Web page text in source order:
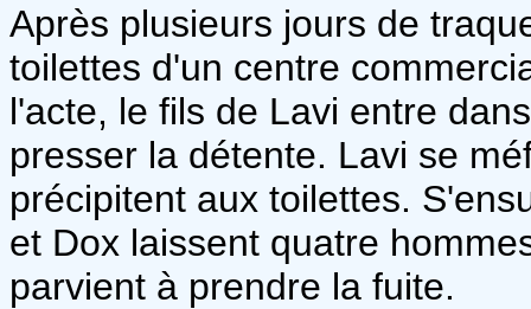
Après plusieurs jours de
toilettes d'un centre
l'acte, le fils de Lavi entre
presser la détente. Lavi se
précipitent aux toilettes.
et Dox laissent quatre
parvient à prendre la fuite.